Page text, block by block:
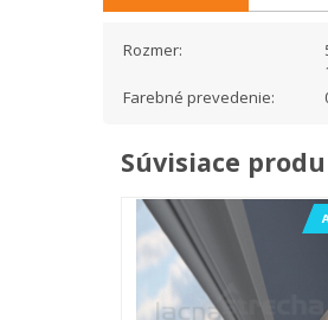
Rozmer:
Farebné prevedenie:
Súvisiace